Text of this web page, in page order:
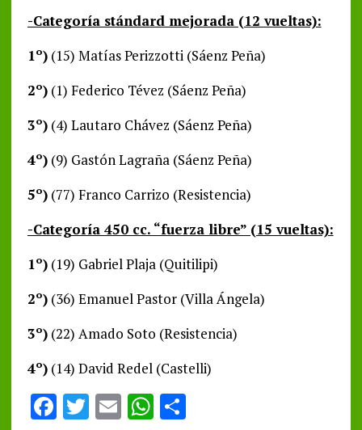
-Categoría stándard mejorada (12 vueltas):
1º)(15) Matías Perizzotti (Sáenz Peña)
2º)(1) Federico Tévez (Sáenz Peña)
3º)(4) Lautaro Chávez (Sáenz Peña)
4º)(9) Gastón Lagraña (Sáenz Peña)
5º)(77) Franco Carrizo (Resistencia)
-Categoría 450 cc. “fuerza libre” (15 vueltas):
1º)(19) Gabriel Plaja (Quitilipi)
2º)(36) Emanuel Pastor (Villa Ángela)
3º)(22) Amado Soto (Resistencia)
4º)(14) David Redel (Castelli)
F T E WS